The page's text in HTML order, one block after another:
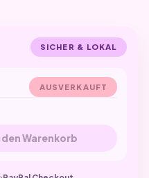
SICHER & LOKAL
AUSVERKAUFT
den Warenkorb